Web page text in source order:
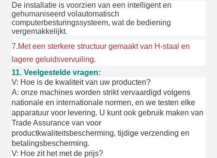
De installatie is voorzien van een intelligent en
gehumaniseerd volautomatisch
computerbesturingssysteem, wat de bediening
vergemakkelijkt.
7.Met een sterkere structuur gemaakt van H-staal en
lagere geluidsvervuiling.
11. Veelgestelde vragen:
V: Hoe is de kwaliteit van uw producten?
A: onze machines worden strikt vervaardigd volgens
nationale en internationale normen, en we testen elke
apparatuur voor levering. U kunt ook gebruik maken van
Trade Assurance van voor
productkwaliteitsbescherming, tijdige verzending en
betalingsbescherming.
V: Hoe zit het met de prijs?